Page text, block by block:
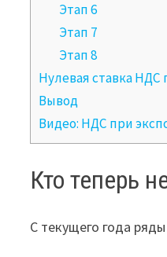
Этап 6
Этап 7
Этап 8
Нулевая ставка НДС
Вывод
Видео: НДС при
Кто теперь
С текущего года